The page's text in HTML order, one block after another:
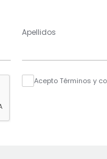
Apellidos
Acepto Términos y